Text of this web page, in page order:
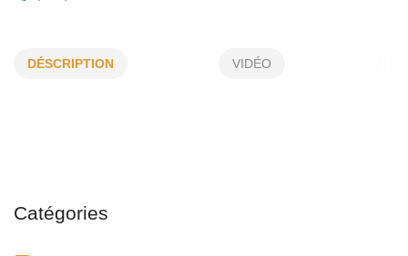
AIR CLIMATISÉ RG
DÉSCRIPTION VIDÉO
Catégories